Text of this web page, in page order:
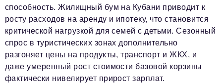
способность. Жилищный бум на Кубани приводит к
росту расходов на аренду и ипотеку, что становится
критической нагрузкой для семей с детьми. Сезонный
спрос в туристических зонах дополнительно
разгоняет цены на продукты, транспорт и ЖКХ, и
даже умеренный рост стоимости базовой корзины
фактически нивелирует прирост зарплат.